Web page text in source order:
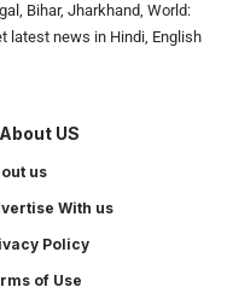
Bihar, Jharkhand, World:
latest news in Hindi, English
About US
us
With us
Policy
of Use